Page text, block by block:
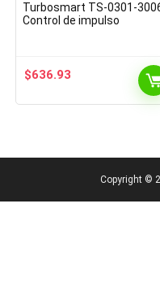
Turbosmart TS-0301-
Control de impulso
$636.93
Copyright ©